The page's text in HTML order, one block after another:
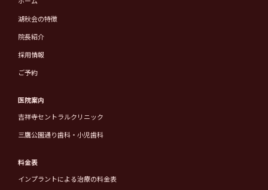
湖秋会の特徴
院長紹介
採用情報
ご予約
医院案内
吉祥寺セントラルクリニック
三鷹公園通り歯科・小児歯科
料金表
インプラントによる治療の料金表